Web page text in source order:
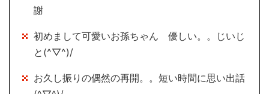
謝
初めまして可愛いお孫ちゃん 優しい。。じいじ
と(^▽^)/
お久し振りの偶然の再開。。短い時間に思い出話